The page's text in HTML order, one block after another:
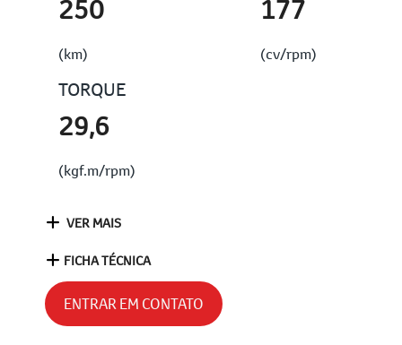
250
(km)
177
(cv/rpm)
TORQUE
29,6
(kgf.m/rpm)
VER MAIS
FICHA TÉCNICA
ENTRAR EM CONTATO